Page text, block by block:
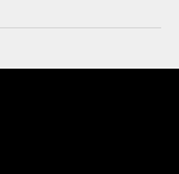
28017